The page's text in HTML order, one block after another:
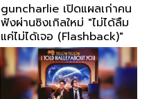
guncharlie เปิดแผลเก่าคน
ฟังผ่านซิงเกิลใหม่ "ไม่ได้ลืม
แค่ไม่ได้เจอ (Flashback)"